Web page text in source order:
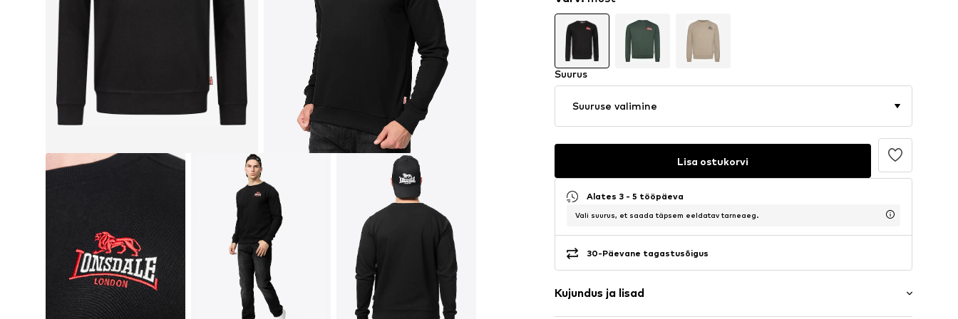
Suurus
Suuruse valimine
Lisa ostukorvi
Alates 3 - 5 tööpäeva
Vali suurus, et saada täpsem eeldatav tarneaeg.
30-Päevane tagastusõigus
Kujundus ja lisad